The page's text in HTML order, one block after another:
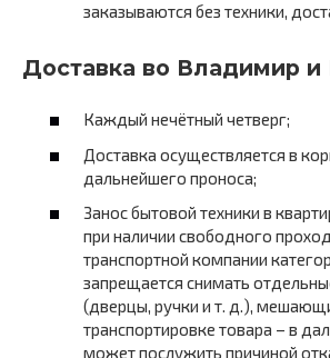
заказываются без техники,
Доставка во Владимир и
Каждый нечётный четверг;
Доставка осуществляется в
дальнейшего проноса;
Занос бытовой техники в
при наличии свободного
транспортной компании
запрещается снимать
(дверцы, ручки и т. д.),
транспортировке товара – в
может послужить причиной